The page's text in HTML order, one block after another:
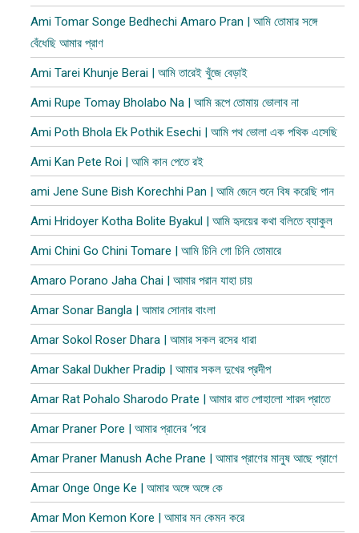
Ami Tomar Songe Bedhechi Amaro Pran | আমি তোমার সঙ্গে
বেঁধেছি আমার প্রাণ
Ami Tarei Khunje Berai | আমি তারেই খুঁজে বেড়াই
Ami Rupe Tomay Bholabo Na | আমি রূপে তোমায় ভোলাব না
Ami Poth Bhola Ek Pothik Esechi | আমি পথ ভোলা এক পথিক এসেছি
Ami Kan Pete Roi | আমি কান পেতে রই
ami Jene Sune Bish Korechhi Pan | আমি জেনে শুনে বিষ করেছি পান
Ami Hridoyer Kotha Bolite Byakul | আমি হৃদয়ের কথা বলিতে ব্যাকুল
Ami Chini Go Chini Tomare | আমি চিনি গো চিনি তোমারে
Amaro Porano Jaha Chai | আমার পরান যাহা চায়
Amar Sonar Bangla | আমার সোনার বাংলা
Amar Sokol Roser Dhara | আমার সকল রসের ধারা
Amar Sakal Dukher Pradip | আমার সকল দুখের প্রদীপ
Amar Rat Pohalo Sharodo Prate | আমার রাত পোহালো শারদ প্রাতে
Amar Praner Pore | আমার প্রানের ‘পরে
Amar Praner Manush Ache Prane | আমার প্রাণের মানুষ আছে প্রাণে
Amar Onge Onge Ke | আমার অঙ্গে অঙ্গে কে
Amar Mon Kemon Kore | আমার মন কেমন করে